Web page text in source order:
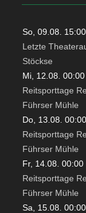
So, 09.08. 15:00
Letzte
Stöckse
Mi, 12.08. 00:00
Reitsporttage
Führser Mühle
Do, 13.08. 00:00
Reitsporttage
Führser Mühle
Fr, 14.08. 00:00
Reitsporttage
Führser Mühle
Sa, 15.08. 00:00